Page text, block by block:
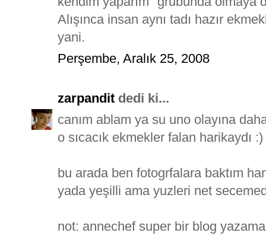
Alışınca insan aynı tadı hazır
yani.
Perşembe, Aralık 25, 2008
zarpandit dedi ki...
canım ablam ya su uno olayına
o sıcacık ekmekler falan harikaydı :)
bu arada ben fotogrfalara baktım
yada yeşilli ama yuzleri net
not: annechef super bir blog